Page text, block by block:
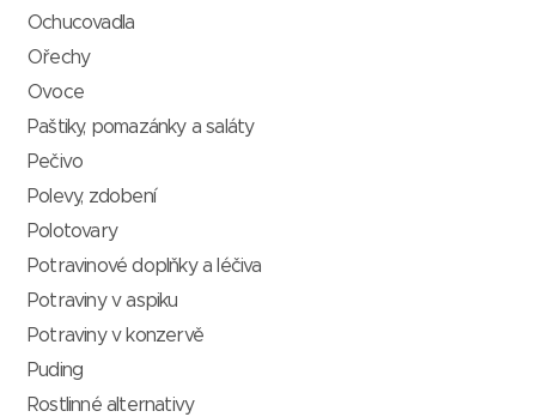
Ochucovadla
Ořechy
Ovoce
Paštiky, pomazánky a saláty
Pečivo
Polevy, zdobení
Polotovary
Potravinové doplňky a léčiva
Potraviny v aspiku
Potraviny v konzervě
Puding
Rostlinné alternativy